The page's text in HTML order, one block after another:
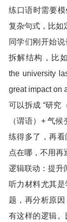
练口语时需要
复杂句式，比如
同学们刚开始
拆解结构，比
the university
great impact on
可以拆成 “研究
（谓语）+ 气
练得多了，再
点在哪，不用再
逻辑联动：提升
听力材料尤其
题，再分析原
有这样的逻辑